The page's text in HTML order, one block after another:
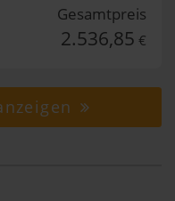
Gesamtpreis
2.536,85 €